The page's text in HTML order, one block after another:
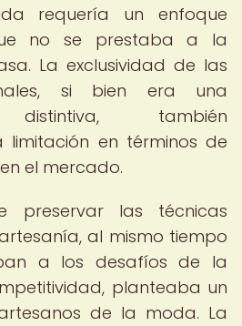
requería un enfoque
no se prestaba a la
La exclusividad de las
si bien era una
distintiva, también
limitación en términos de
el mercado.
preservar las técnicas
al mismo tiempo
a los desafíos de la
planteaba un
de la moda. La